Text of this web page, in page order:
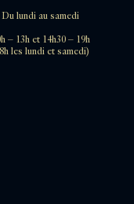
Du lundi au samedi
– 13h et 14h30 – 19h
les lundi et samedi)